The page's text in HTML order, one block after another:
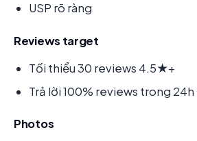
USP rõ ràng
Reviews target
Tối thiểu 30 reviews 4.5★+
Trả lời 100% reviews trong 24h
Photos